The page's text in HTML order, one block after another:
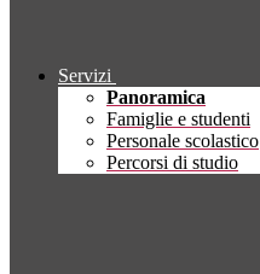
Servizi
Panoramica
Famiglie e studenti
Personale scolastico
Percorsi di studio